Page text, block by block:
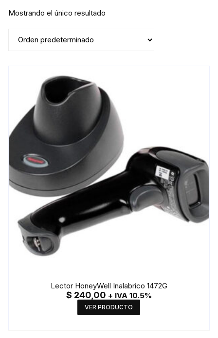
Mostrando el único resultado
Lector HoneyWell Inalabrico 1472G
$ 240,00 + IVA 10.5%
VER PRODUCTO